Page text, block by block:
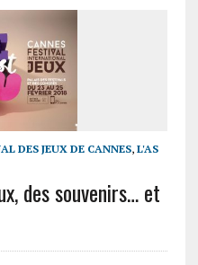
DES JEUX DE CANNES, L'AS
des souvenirs… et